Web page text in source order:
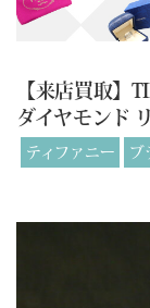
【来店買取】
ダイヤモンド
ティファニー ブ